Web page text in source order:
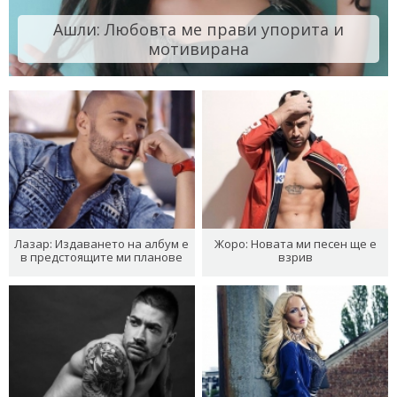
Ашли: Любовта ме прави упорита и
мотивирана
Лазар: Издаването на албум е
в предстоящите ми планове
Жоро: Новата ми песен ще е
взрив